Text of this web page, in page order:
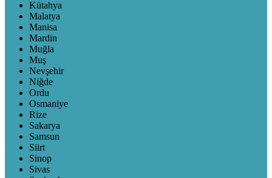
Kütahya
Malatya
Manisa
Mardin
Muğla
Muş
Nevşehir
Niğde
Ordu
Osmaniye
Rize
Sakarya
Samsun
Siirt
Sinop
Sivas